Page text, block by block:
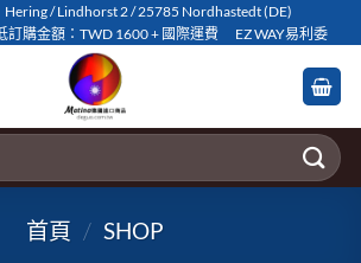
/ Lindhorst 2 / 25785 Nordhastedt (DE)
訂購金額：TWD 1600 + 國際運費
EZ WAY易利委
首頁 / SHOP